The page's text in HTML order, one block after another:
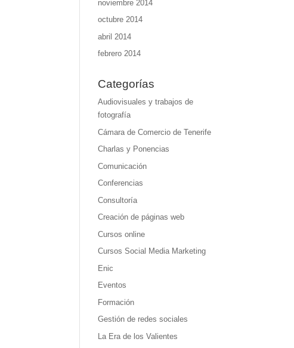
noviembre 2014
octubre 2014
abril 2014
febrero 2014
Categorías
Audiovisuales y trabajos de
fotografía
Cámara de Comercio de Tenerife
Charlas y Ponencias
Comunicación
Conferencias
Consultoría
Creación de páginas web
Cursos online
Cursos Social Media Marketing
Enic
Eventos
Formación
Gestión de redes sociales
La Era de los Valientes